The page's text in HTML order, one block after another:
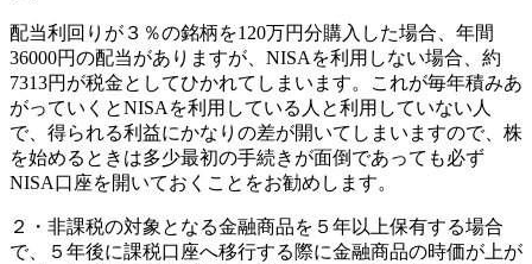
配当利回りが３％の銘柄を120万円分購入した場合、年間
36000円の配当がありますが、NISAを利用しない場合、約
7313円が税金としてひかれてしまいます。これが毎年積みあ
がっていくとNISAを利用している人と利用していない人
で、得られる利益にかなりの差が開いてしまいますので、株
を始めるときは多少最初の手続きが面倒であっても必ず
NISA口座を開いておくことをお勧めします。
２・非課税の対象となる金融商品を５年以上保有する場合
で、５年後に課税口座へ移行する際に金融商品の時価が上が